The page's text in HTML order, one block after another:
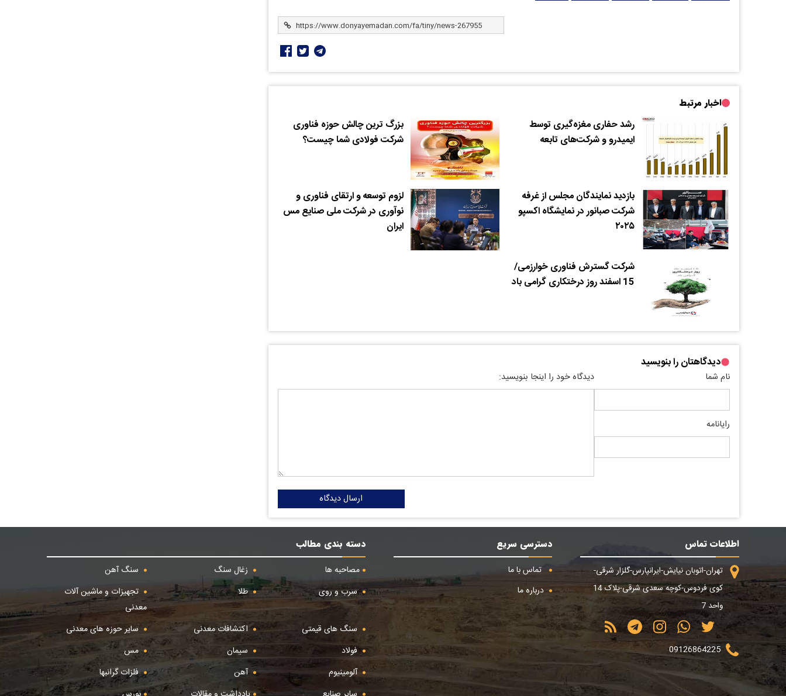
اخبار مرتبط
رشد حفاری‌ مغزه‌گیری توسط
ایمیدرو و شرکت‌های تابعه
بزرگ ترین چالش حوزه فناوری
شرکت فولادی شما چیست؟
بازدید نمایندگان مجلس از غرفه
شرکت صبانور در نمایشگاه اکسپو
۲۰۲۵
لزوم توسعه و ارتقای فناوری و
نوآوری در شرکت ملی صنایع مس
ایران
شرکت گسترش فناوری خوارزمی/
15 اسفند روز درختکاری گرامی باد
دیدگاهتان را بنویسید
نام شما
رایانامه
دیدگاه خود را اینجا بنویسید:
ارسال دیدگاه
اطلاعات تماس
تهران-اتوبان نیایش-ایرانپارس-گلزار شرقی-
کوی فردوس-کوچه سعدی شرقی-پلاک 14
واحد 7
09126864225
دسترسی سریع
تماس با ما
درباره ما
دسته بندی مطالب
مصاحبه ها
زغال سنگ
سنگ آهن
سرب و روی
طلا
تجهیزات و ماشین آلات
معدنی
سنگ های قیمتی
اکتشافات معدنی
سایر حوزه های معدنی
فولاد
سیمان
مس
آلومینیوم
آهن
فلزات گرانبها